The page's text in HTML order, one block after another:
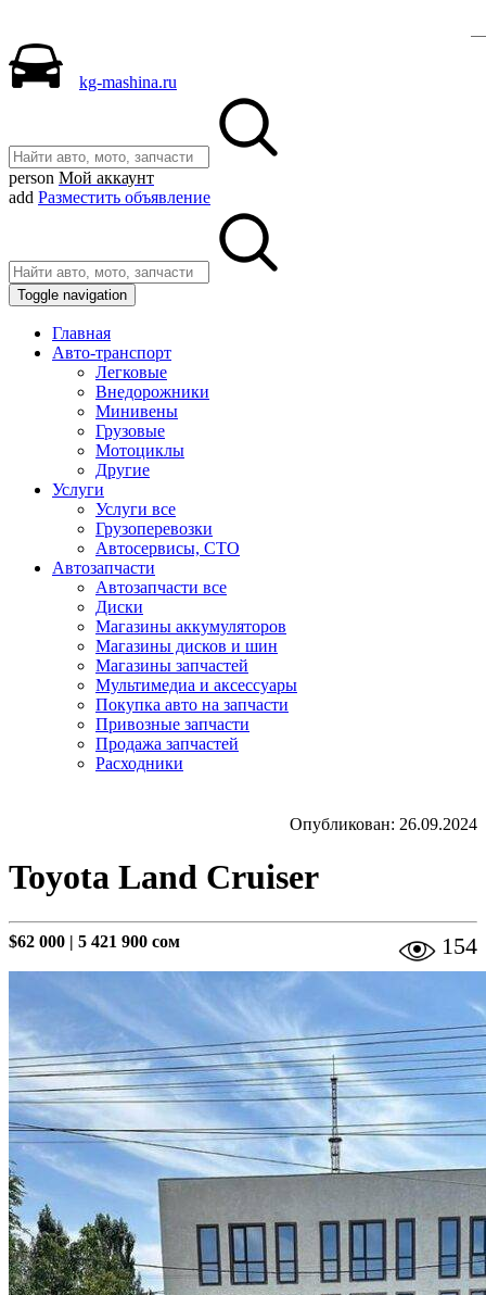
kg-mashina.ru
person Мой аккаунт
add Разместить объявление
Toggle navigation
Главная
Авто-транспорт
Легковые
Внедорожники
Минивены
Грузовые
Мотоциклы
Другие
Услуги
Услуги все
Грузоперевозки
Автосервисы, СТО
Автозапчасти
Автозапчасти все
Диски
Магазины аккумуляторов
Магазины дисков и шин
Магазины запчастей
Мультимедиа и аксессуары
Покупка авто на запчасти
Привозные запчасти
Продажа запчастей
Расходники
Опубликован: 26.09.2024
Toyota Land Cruiser
$62 000 | 5 421 900 сом 154